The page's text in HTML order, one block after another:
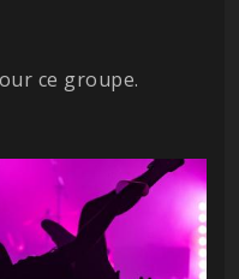
ce groupe.